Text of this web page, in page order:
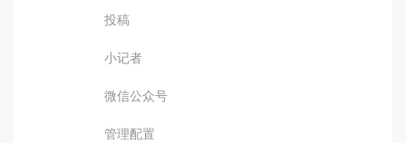
投稿
小记者
微信公众号
管理配置